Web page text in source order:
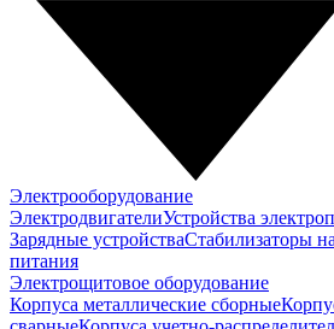
Электрооборудование
ЭлектродвигателиУстройства
Зарядные устройстваСтабилизаторы
питания
Электрощитовое оборудование
Корпуса металлические сборные